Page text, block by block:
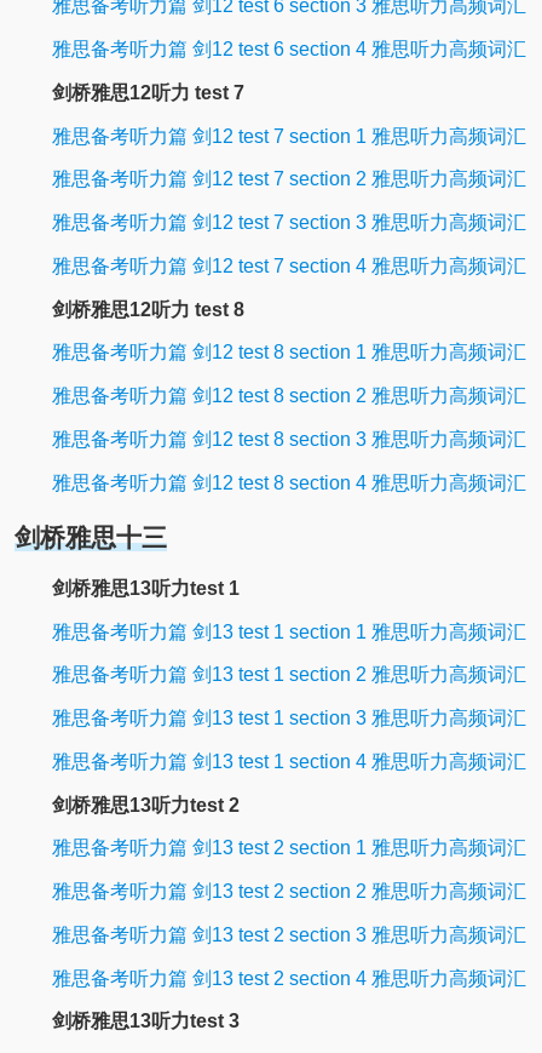
雅思备考听力篇 剑12 test 6 section 3 雅思听力高频词汇
雅思备考听力篇 剑12 test 6 section 4 雅思听力高频词汇
剑桥雅思12听力 test 7
雅思备考听力篇 剑12 test 7 section 1 雅思听力高频词汇
雅思备考听力篇 剑12 test 7 section 2 雅思听力高频词汇
雅思备考听力篇 剑12 test 7 section 3 雅思听力高频词汇
雅思备考听力篇 剑12 test 7 section 4 雅思听力高频词汇
剑桥雅思12听力 test 8
雅思备考听力篇 剑12 test 8 section 1 雅思听力高频词汇
雅思备考听力篇 剑12 test 8 section 2 雅思听力高频词汇
雅思备考听力篇 剑12 test 8 section 3 雅思听力高频词汇
雅思备考听力篇 剑12 test 8 section 4 雅思听力高频词汇
剑桥雅思十三
剑桥雅思13听力test 1
雅思备考听力篇 剑13 test 1 section 1 雅思听力高频词汇
雅思备考听力篇 剑13 test 1 section 2 雅思听力高频词汇
雅思备考听力篇 剑13 test 1 section 3 雅思听力高频词汇
雅思备考听力篇 剑13 test 1 section 4 雅思听力高频词汇
剑桥雅思13听力test 2
雅思备考听力篇 剑13 test 2 section 1 雅思听力高频词汇
雅思备考听力篇 剑13 test 2 section 2 雅思听力高频词汇
雅思备考听力篇 剑13 test 2 section 3 雅思听力高频词汇
雅思备考听力篇 剑13 test 2 section 4 雅思听力高频词汇
剑桥雅思13听力test 3